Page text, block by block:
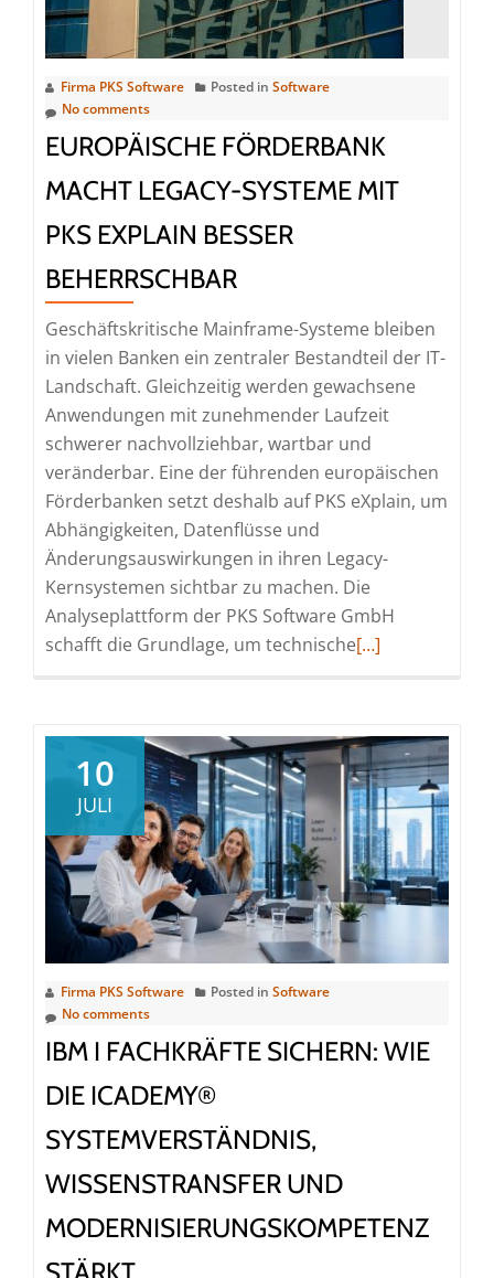
Modernisierungspfad
entscheidend
ist
Firma PKS Software Posted in Software
No comments
EUROPÄISCHE FÖRDERBANK
MACHT LEGACY-SYSTEME MIT
PKS EXPLAIN BESSER
BEHERRSCHBAR
Geschäftskritische Mainframe-Systeme bleiben
in vielen Banken ein zentraler Bestandteil der IT-
Landschaft. Gleichzeitig werden gewachsene
Anwendungen mit zunehmender Laufzeit
schwerer nachvollziehbar, wartbar und
veränderbar. Eine der führenden europäischen
Förderbanken setzt deshalb auf PKS eXplain, um
Abhängigkeiten, Datenflüsse und
Änderungsauswirkungen in ihren Legacy-
Kernsystemen sichtbar zu machen. Die
Analyseplattform der PKS Software GmbH
schafft die Grundlage, um technischeRead
Förderbank
macht
Legacy-
Systeme
mit
PKS
eXplain
besser
[…]
10
JULI
Firma PKS Software Posted in Software
No comments
IBM I FACHKRÄFTE SICHERN: WIE
DIE ICADEMY®
SYSTEMVERSTÄNDNIS,
WISSENSTRANSFER UND
MODERNISIERUNGSKOMPETENZ